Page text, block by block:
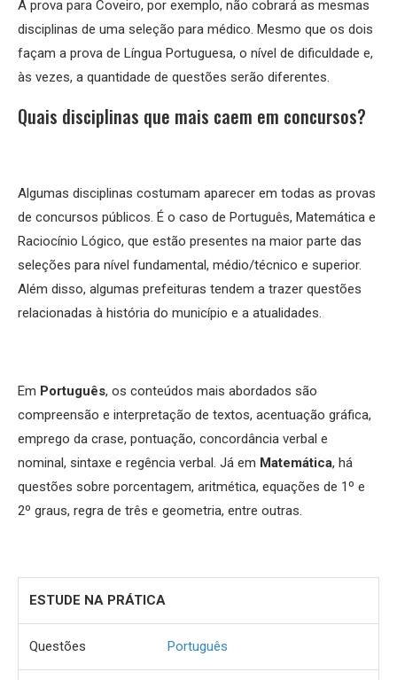
A prova para Coveiro, por exemplo, não cobrará as mesmas
disciplinas de uma seleção para médico. Mesmo que os dois
façam a prova de Língua Portuguesa, o nível de dificuldade e,
às vezes, a quantidade de questões serão diferentes.
Quais disciplinas que mais caem em concursos?
Algumas disciplinas costumam aparecer em todas as provas
de concursos públicos. É o caso de Português, Matemática e
Raciocínio Lógico, que estão presentes na maior parte das
seleções para nível fundamental, médio/técnico e superior.
Além disso, algumas prefeituras tendem a trazer questões
relacionadas à história do município e a atualidades.
Em Português, os conteúdos mais abordados são
compreensão e interpretação de textos, acentuação gráfica,
emprego da crase, pontuação, concordância verbal e
nominal, sintaxe e regência verbal. Já em Matemática, há
questões sobre porcentagem, aritmética, equações de 1º e
2º graus, regra de três e geometria, entre outras.
ESTUDE NA PRÁTICA
Questões Português